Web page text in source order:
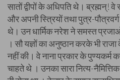
सातों द्वीपों के अधिपति थे। ब्रह्मन्!
और अपनी स्त्रियों तथा पुत्र-
थे। उन धार्मिक नरेश ने समस्त प्रजाओं
। सौ यज्ञों का अनुष्ठान करके भी
नहीं की। वे नाना प्रकार के
चाहते थे । उनका सारा नित्य-